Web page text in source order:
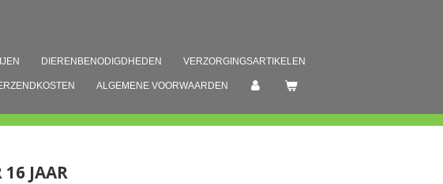
DIERENBENODIGDHEDEN VERZORGINGSARTIKELEN
ALGEMENE VOORWAARDEN
16 JAAR